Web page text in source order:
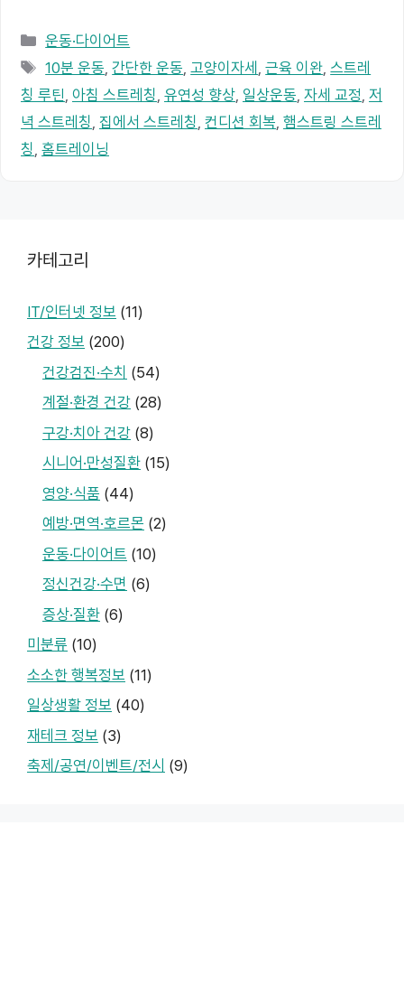
카
테
리
운동·다이어트
태
그
10분 운동 ,간단한 운동 ,고양이자세 ,근육 이완 ,스트레
칭 루틴 아침 스트레칭 유연성 향상 일상운동 자세 교정 저
녁 스트레칭 집에서 스트레칭 컨디션 회복 햄스트링 스트레
칭 홈트레이닝
카테고리
IT/인터넷 정보 (11)
건강 정보 (200)
건강검진·수치 (54)
계절·환경 건강 (28)
구강·치아 건강 (8)
시니어·만성질환 (15)
영양·식품 (44)
예방·면역·호르몬 (2)
운동·다이어트 (10)
정신건강·수면 (6)
증상·질환 (6)
미분류 (10)
소소한 행복정보 (11)
일상생활 정보 (40)
재테크 정보 (3)
축제/공연/이벤트/전시 (9)